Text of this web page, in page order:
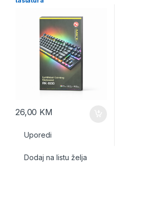
26,00 KM
Uporedi
Dodaj na listu želja